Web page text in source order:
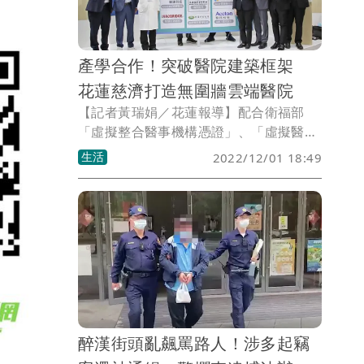
時搬遷尚待討論。
產學合作！突破醫院建築框架
花蓮慈濟打造無圍牆雲端醫院
【記者黃瑞娟／花蓮報導】配合衛福部
「虛擬整合醫事機構憑證」、「虛擬醫事
人員憑證卡」、「虛擬健保卡」三卡合一
政策，花蓮慈濟醫院推動「打造無圍牆醫
院」專案，產學雙方合作，共同建立行動
病患、看診、住院服務APP，讓醫療服務
突破醫院建築框架，病人和醫事人員都可
以利用數位化的虛擬憑證卡和健保卡，接
受或提供醫療服務。
生活 2022/12/01 18:49
醉漢街頭亂飆罵路人！涉多起竊